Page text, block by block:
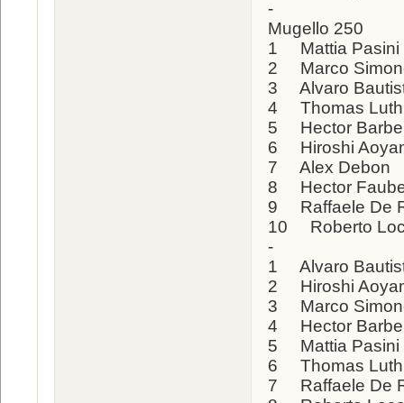
-
Mugello 250
1 Mattia
2 Marco
3 Alvaro
4 Thomas
5 Hector
6 Hiroshi
7 Alex
8 Hector
9 Raffaele De
10 Roberto
-
1 Alvaro
2 Hiroshi
3 Marco
4 Hector
5 Mattia
6 Thomas
7 Raffaele